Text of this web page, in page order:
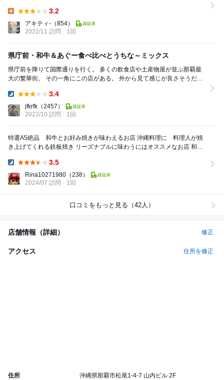
3.2
アキティ- （854）
2022/11 訪問
1回
県庁前・和牛＆あぐー食べ比べとうちな～ミックス
県庁前を降りて国際通りを行く。 多くの飲食店や土産物屋が並ぶ那覇最
大の繁華街。 その一角にこの店がある。 外から見て感じが良さそうだ
3.4
jfkrfk （2457）
2022/10 訪問
1回
特選A5絶品 和牛とお好み焼きが味わえるお店 沖縄料理に 料理人が焼
き上げてくれる鉄板焼き リーズナブルに味わうにはオススメなお店 和牛
3.5
Rina10271980 （238）
2024/07 訪問
1回
口コミをもっと見る（42人）
店舗情報（詳細） 修正
アクセス 住所を修正
住所 沖縄県那覇市松尾1-4-7 山内ビル 2F